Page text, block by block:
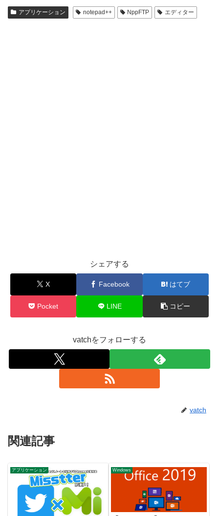
アプリケーション notepad++ NppFTP エディター
シェアする
X Facebook はてブ
Pocket LINE コピー
vatchをフォローする
vatch
関連記事
アプリケーション Windows